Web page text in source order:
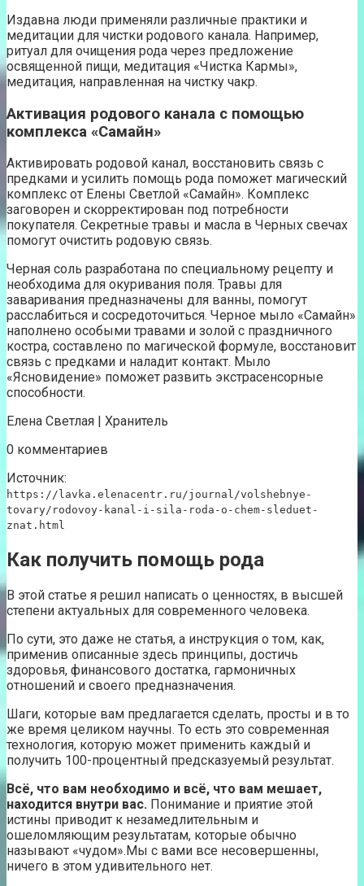
Издавна люди применяли различные практики и
медитации для чистки родового канала. Например,
ритуал для очищения рода через предложение
освященной пищи, медитация «Чистка Кармы»,
медитация, направленная на чистку чакр.
Активация родового канала с помощью
комплекса «Самайн»
Активировать родовой канал, восстановить связь с
предками и усилить помощь рода поможет магический
комплекс от Елены Светлой «Самайн». Комплекс
заговорен и скорректирован под потребности
покупателя. Секретные травы и масла в Черных свечах
помогут очистить родовую связь.
Черная соль разработана по специальному рецепту и
необходима для окуривания поля. Травы для
заваривания предназначены для ванны, помогут
расслабиться и сосредоточиться. Черное мыло «Самайн»
наполнено особыми травами и золой с праздничного
костра, составлено по магической формуле, восстановит
связь с предками и наладит контакт. Мыло
«Ясновидение» поможет развить экстрасенсорные
способности.
Елена Светлая | Хранитель
0 комментариев
Источник:
https://lavka.elenacentr.ru/journal/volshebnye-
tovary/rodovoy-kanal-i-sila-roda-o-chem-sleduet-
znat.html
Как получить помощь рода
В этой статье я решил написать о ценностях, в высшей
степени актуальных для современного человека.
По сути, это даже не статья, а инструкция о том, как,
применив описанные здесь принципы, достичь
здоровья, финансового достатка, гармоничных
отношений и своего предназначения.
Шаги, которые вам предлагается сделать, просты и в то
же время целиком научны. То есть это современная
технология, которую может применить каждый и
получить 100-процентный предсказуемый результат.
Всё, что вам необходимо и всё, что вам мешает,
находится внутри вас. Понимание и приятие этой
истины приводит к незамедлительным и
ошеломляющим результатам, которые обычно
называют «чудом».Мы с вами все несовершенны,
ничего в этом удивительного нет.